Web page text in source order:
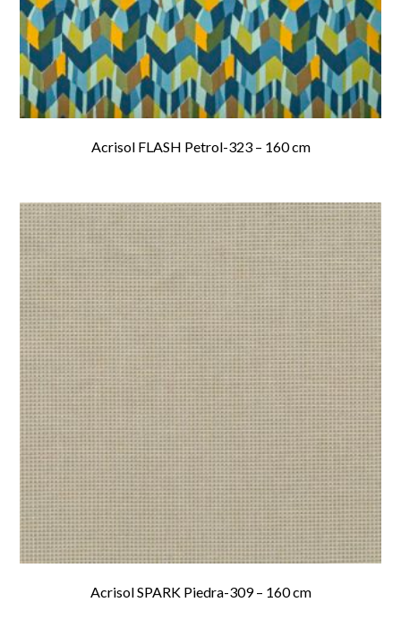
Acrisol FLASH Petrol-323 – 160 cm
Acrisol SPARK Piedra-309 – 160 cm